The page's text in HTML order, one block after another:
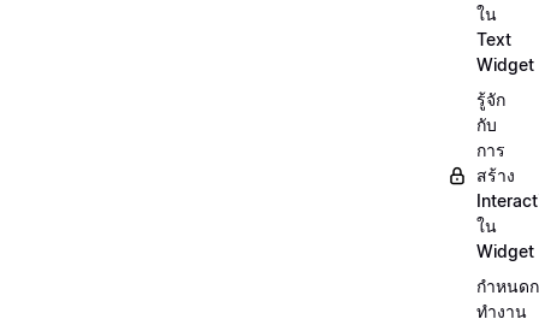
ใน
Text
Widget
รู้จัก
กับ
การ
สร้าง
ใน
Widget
กำหนด
ทำงาน